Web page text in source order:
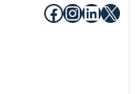
Facebook
X